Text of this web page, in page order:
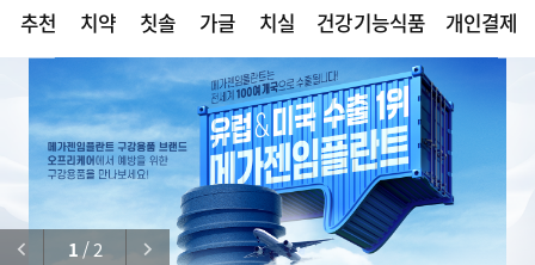
추천
치약 칫솔 가글 치실 건강기능식품 개인결제
1/2
치약
가글
치실
건강기능식품